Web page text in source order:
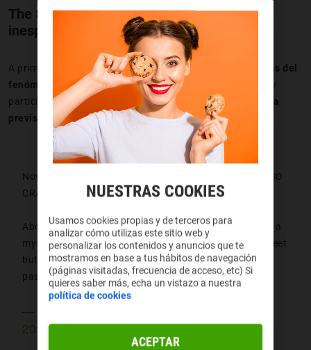
The 8 Show, una agradable sorpresa
inesperada
A primera vista, The 8 Showpodría parecer
otra copia más del
fenómeno coreano. Encierro, dinero, tensión psicológica y
participantes desesperados. Todo suena conocido y hasta
previsible.
Now watching NETFLIX’s drama
and ITS SO
CRAZY??? I LOVE IT
About the story of eight individuals who are trapped in a
mysterious eight story building and participate in a sweet
but dangerous show where they "earn money as time
passes".pic.twitter.com/GffH4sVeoD
— kdrama tweets (@iconickdramas)
2024
NUESTRAS COOKIES
Usamos cookies propias y de terceros para
analizar cómo utilizas este sitio web y
personalizar los contenidos y anuncios que te
mostramos en base a tus hábitos de navegación
(páginas visitadas, frecuencia de acceso, etc) Si
quieres saber más, echa un vistazo a nuestra
política de cookies
ACEPTAR